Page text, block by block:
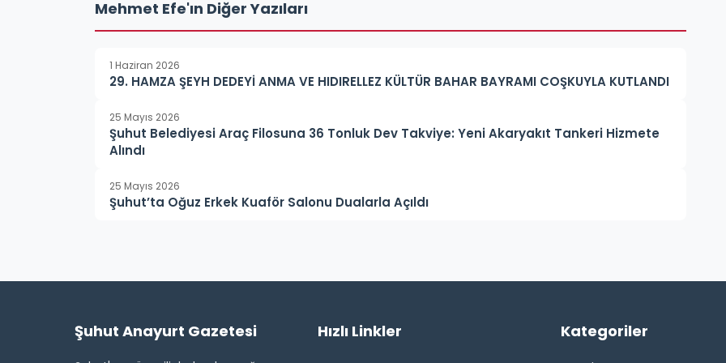
Mehmet Efe'ın Diğer Yazıları
1 Haziran 2026
29. HAMZA ŞEYH DEDEYİ ANMA VE HIDIRELLEZ KÜLTÜR BAHAR BAYRAMI COŞKUYLA KUTLANDI
25 Mayıs 2026
Şuhut Belediyesi Araç Filosuna 36 Tonluk Dev Takviye: Yeni Akaryakıt Tankeri Hizmete
Alındı
25 Mayıs 2026
Şuhut’ta Oğuz Erkek Kuaför Salonu Dualarla Açıldı
Şuhut Anayurt Gazetesi Hızlı Linkler Kategoriler